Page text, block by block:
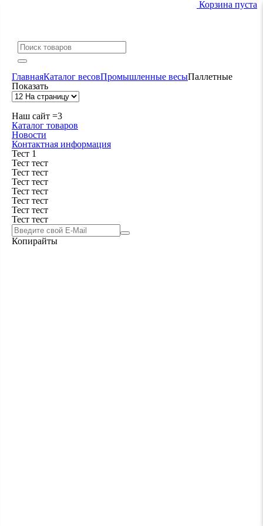
Корзина пуста
ГлавнаяКаталог весовПромышленные весыПаллетные
Показать
Наш сайт =3
Каталог товаров
Новости
Контактная информация
Тест 1
Тест тест
Тест тест
Тест тест
Тест тест
Тест тест
Тест тест
Тест тест
Копирайты